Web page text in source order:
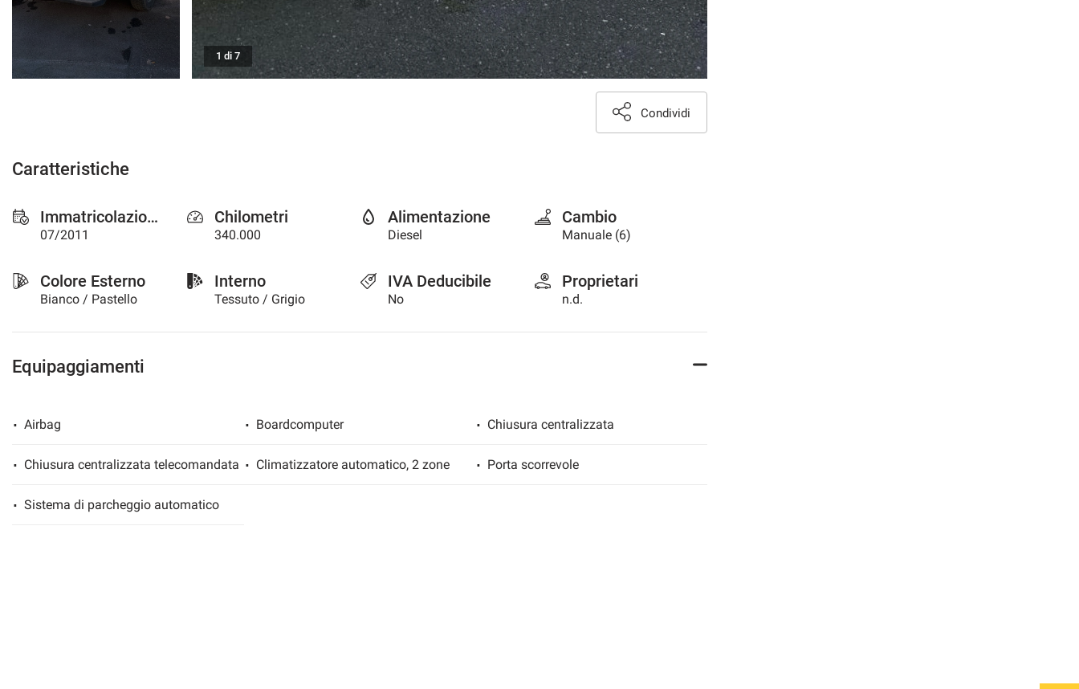
1 di 7
Condividi
Caratteristiche
Immatricolazione
07/2011
Chilometri
340.000
Alimentazione
Diesel
Cambio
Manuale (6)
Colore Esterno
Bianco / Pastello
Interno
Tessuto / Grigio
IVA Deducibile
No
Proprietari
n.d.
Equipaggiamenti
Airbag Boardcomputer Chiusura centralizzata
Chiusura centralizzata telecomandata Climatizzatore automatico, 2 zone Porta scorrevole
Sistema di parcheggio automatico
Cookie necessari
Cookie analitici
Cookie di marketing